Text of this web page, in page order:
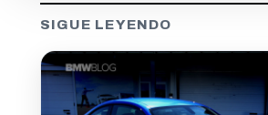
SIGUE LEYENDO